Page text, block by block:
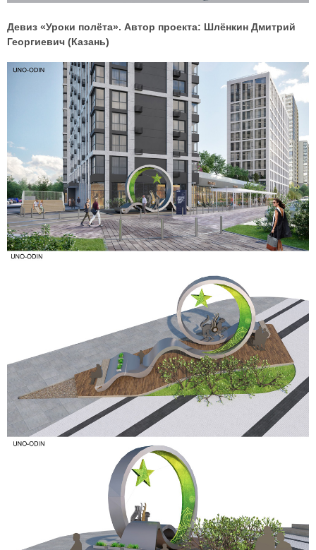
Девиз «Уроки полёта». Автор проекта: Шлёнкин Дмитрий
Георгиевич (Казань)